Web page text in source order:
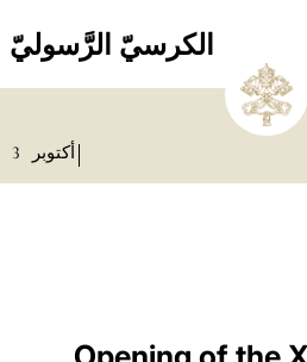
الكرسيّ الرَّسوليّ
أكتوبر 3